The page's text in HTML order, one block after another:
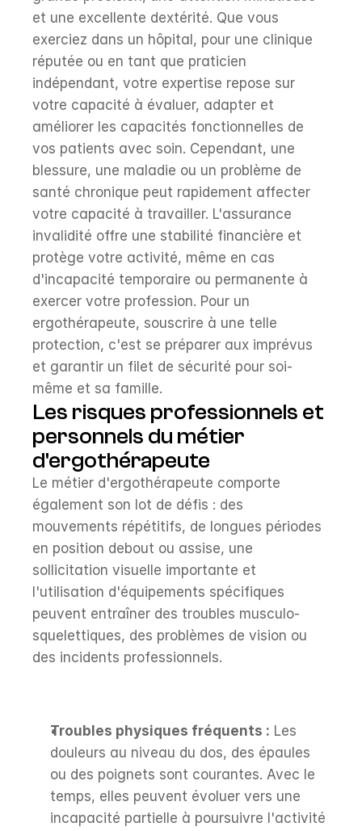
et une excellente dextérité. Que vous
exerciez dans un hôpital, pour une clinique
réputée ou en tant que praticien
indépendant, votre expertise repose sur
votre capacité à évaluer, adapter et
améliorer les capacités fonctionnelles de
vos patients avec soin. Cependant, une
blessure, une maladie ou un problème de
santé chronique peut rapidement affecter
votre capacité à travailler. L'assurance
invalidité offre une stabilité financière et
protège votre activité, même en cas
d'incapacité temporaire ou permanente à
exercer votre profession. Pour un
ergothérapeute, souscrire à une telle
protection, c'est se préparer aux imprévus
et garantir un filet de sécurité pour soi-
même et sa famille.
Les risques professionnels et
personnels du métier
d'ergothérapeute
Le métier d'ergothérapeute comporte
également son lot de défis : des
mouvements répétitifs, de longues périodes
en position debout ou assise, une
sollicitation visuelle importante et
l'utilisation d'équipements spécifiques
peuvent entraîner des troubles musculo-
squelettiques, des problèmes de vision ou
des incidents professionnels.
Troubles physiques fréquents : Les
douleurs au niveau du dos, des épaules
ou des poignets sont courantes. Avec le
temps, elles peuvent évoluer vers une
incapacité partielle à poursuivre l'activité